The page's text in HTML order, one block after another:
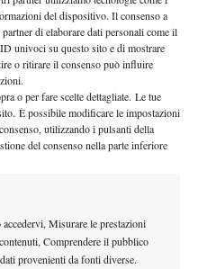
del dispositivo. Il consenso a
di elaborare dati personali come il
univoci su questo sito e di mostrare
o ritirare il consenso può influire
o per fare scelte dettagliate. Le tue
È possibile modificare le impostazioni
utilizzando i pulsanti della
del consenso nella parte inferiore
Misurare le prestazioni
Comprendere il pubblico
provenienti da fonti diverse.
una star:“Qui sono davvero
sta mettendo in evidenza nel
nello sci e Martin
Se la gente è contenta di
aver raggiunto la posizione
principale resta la
(attualmente è numero 3
Ruud ha speso qualche
Next Generation Finals sono
e questo significa che
per pensarci ma